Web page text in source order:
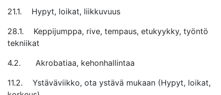
21.1. Hypyt, loikat, liikkuvuus
28.1. Keppijumppa, rive, tempaus, etukyykky, työntö
tekniikat
4.2. Akrobatiaa, kehonhallintaa
11.2. Ystäväviikko, ota ystävä mukaan (Hypyt, loikat,